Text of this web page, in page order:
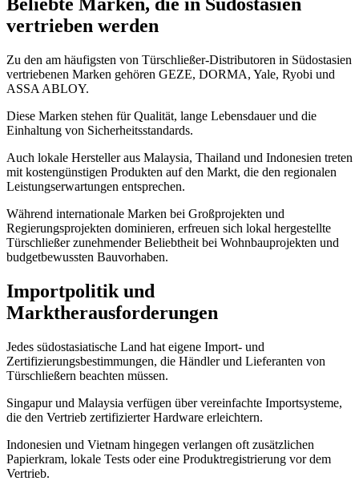
Beliebte Marken, die in Südostasien
vertrieben werden
Zu den am häufigsten von Türschließer-Distributoren in Südostasien
vertriebenen Marken gehören GEZE, DORMA, Yale, Ryobi und
ASSA ABLOY.
Diese Marken stehen für Qualität, lange Lebensdauer und die
Einhaltung von Sicherheitsstandards.
Auch lokale Hersteller aus Malaysia, Thailand und Indonesien treten
mit kostengünstigen Produkten auf den Markt, die den regionalen
Leistungserwartungen entsprechen.
Während internationale Marken bei Großprojekten und
Regierungsprojekten dominieren, erfreuen sich lokal hergestellte
Türschließer zunehmender Beliebtheit bei Wohnbauprojekten und
budgetbewussten Bauvorhaben.
Importpolitik und
Marktherausforderungen
Jedes südostasiatische Land hat eigene Import- und
Zertifizierungsbestimmungen, die Händler und Lieferanten von
Türschließern beachten müssen.
Singapur und Malaysia verfügen über vereinfachte Importsysteme,
die den Vertrieb zertifizierter Hardware erleichtern.
Indonesien und Vietnam hingegen verlangen oft zusätzlichen
Papierkram, lokale Tests oder eine Produktregistrierung vor dem
Vertrieb.